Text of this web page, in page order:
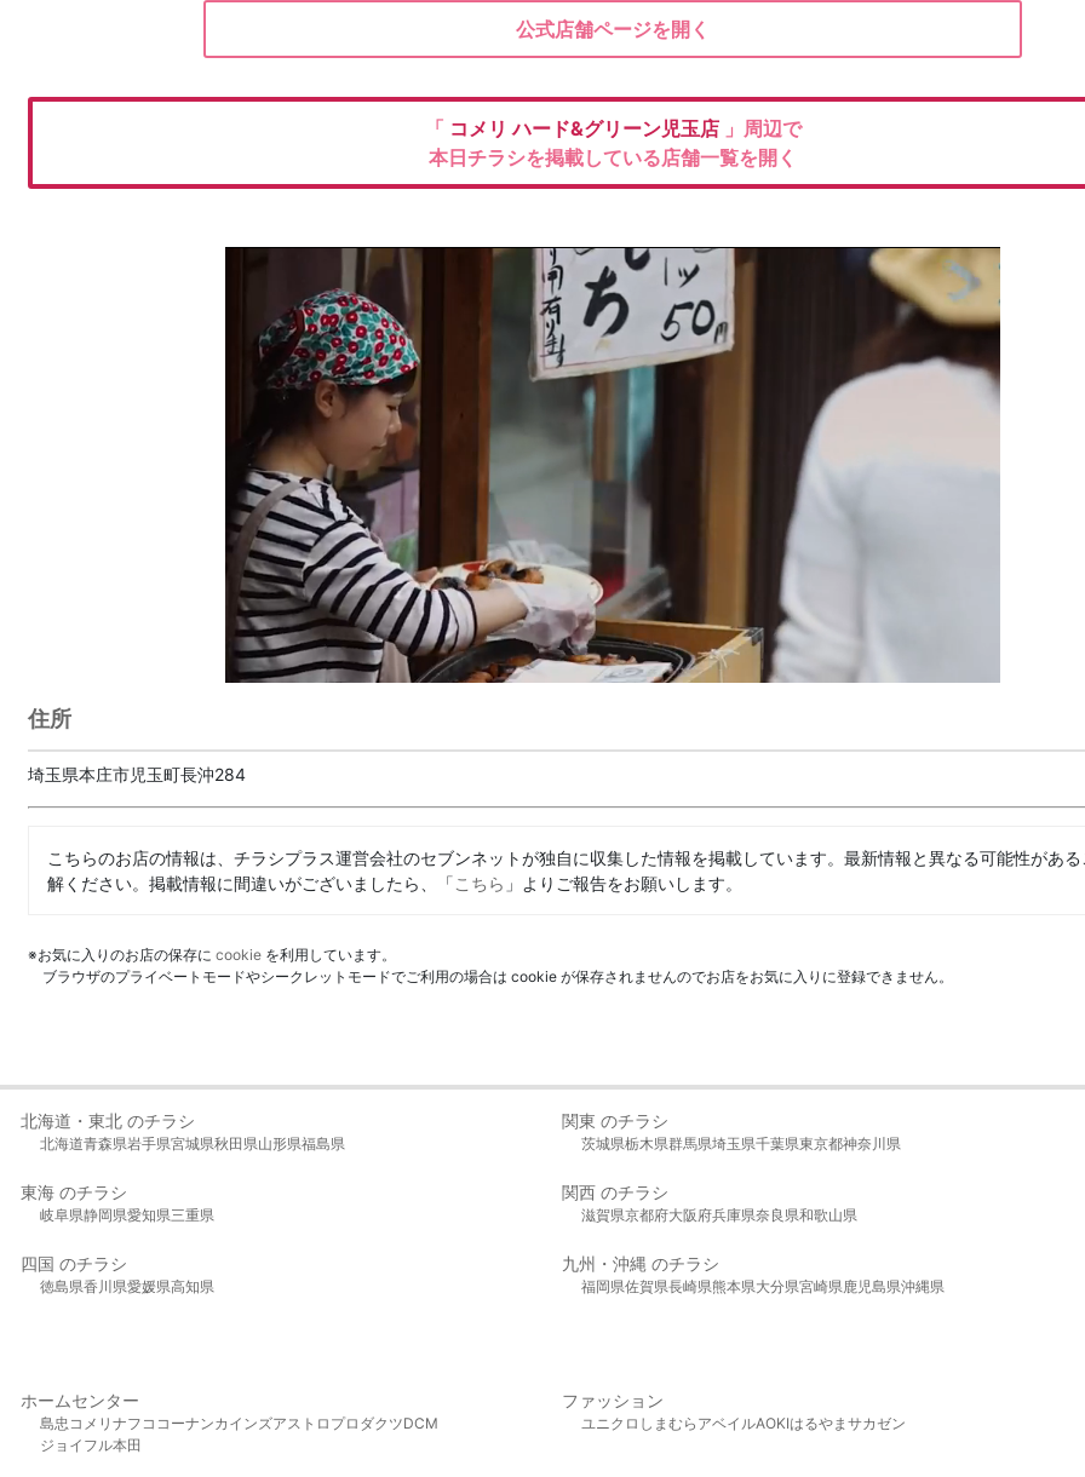
公式店舗ページを開く
「 コメリハード&グリーン児玉店 」周辺で
本日チラシを掲載している店舗一覧を開く
住所
埼玉県本庄市児玉町長沖284
こちらのお店の情報は、チラシプラス運営会社のセブンネットが独自に収集した情報を掲載しています。最新情報と異なる可能性があ
解ください。掲載情報に間違いがございましたら、「こちら 」よりご報告をお願いします。
※お気に入りのお店の保存に cookie を利用しています。
ブラウザのプライベートモードやシークレットモードでご利用の場合は cookie が保存されませんのでお店をお気に入りに登録できません。
北海道・東北 のチラシ
北海道青森県岩手県宮城県秋田県山形県福島県
関東 のチラシ
茨城県栃木県群馬県埼玉県千葉県東京都神奈川県
東海 のチラシ
岐阜県静岡県愛知県三重県
関西 のチラシ
滋賀県京都府大阪府兵庫県奈良県和歌山県
四国 のチラシ
徳島県香川県愛媛県高知県
九州・沖縄 のチラシ
福岡県佐賀県長崎県熊本県大分県宮崎県鹿児島県沖縄県
ホームセンター
島忠 コメリ ナフコ コーナンカインズアストロプロダクツDCM
ジョイフル本田
ファッション
ユニクロ しまむら アベイルAOKIはるやま サカゼン